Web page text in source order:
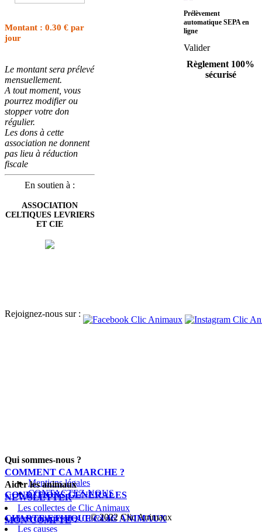
Montant : 0.30 € par
jour
Le montant sera prélevé
mensuellement.
A tout moment, vous
pourrez modifier ou
stopper votre don
régulier.
Les dons à cette
association ne donnent
pas lieu à réduction
fiscale
En soutien à :
ASSOCIATION
CELTIQUES LEVRIERS
ET CIE
Prélèvement
automatique SEPA en
ligne
Valider
Règlement 100%
sécurisé
Rejoignez-nous sur :
Qui sommes-nous ?
Mentions légales
CONTACTEZ-NOUS
COMMENT CA MARCHE ?
CONDITIONS GENERALES
CHARTE ETHIQUE CLIC ANIMAUX
Aider les animaux
Les collectes de Clic Animaux
Les collectes des Clicoeurs
Les causes
NEWSLETTER
MON COMPTE © 2022 Clic Animaux